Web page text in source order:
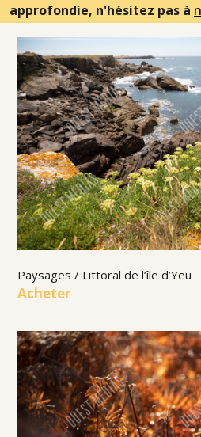
approfondie, n'hésitez pas à
Paysages / Littoral de l’île d’Yeu
Acheter